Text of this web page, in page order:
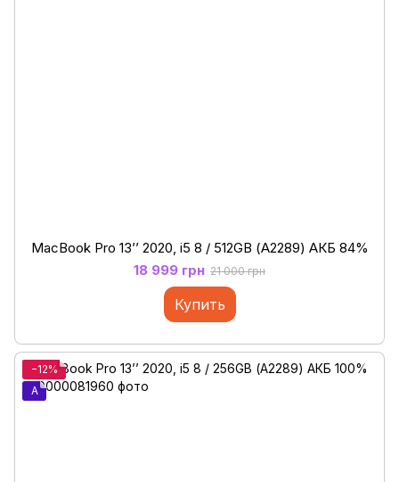
MacBook Pro 13’’ 2020, i5 8 / 512GB (А2289) АКБ 84%
18 999 грн 21 000 грн
Купить
−12%
A